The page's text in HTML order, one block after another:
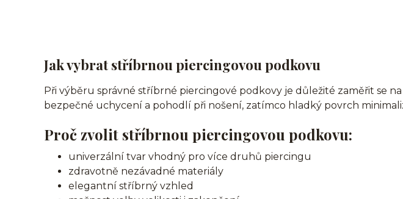
Jak vybrat stříbrnou piercingovou podkovu
Při výběru správné stříbrné piercingové podkovy je důležité zaměřit se na
bezpečné uchycení a pohodlí při nošení, zatímco hladký povrch
Proč zvolit stříbrnou piercingovou podkovu:
univerzální tvar vhodný pro více druhů piercingu
zdravotně nezávadné materiály
elegantní stříbrný vzhled